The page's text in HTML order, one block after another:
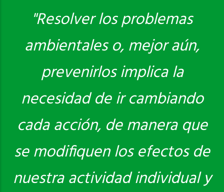
Saber más
"Resolver los problemas
ambientales o, mejor aún,
prevenirlos implica la
necesidad de ir cambiando
cada acción, de manera que
se modifiquen los efectos de
nuestra actividad individual y